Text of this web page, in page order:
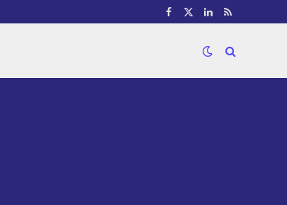
Facebook
X
LinkedIn
RSS